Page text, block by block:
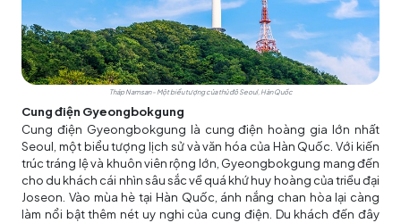
Tháp Namsan - Một biểu tượng của thủ đô Seoul, Hàn Quốc
Cung điện Gyeongbokgung
Cung điện Gyeongbokgung là cung điện hoàng gia lớn nhất
Seoul, một biểu tượng lịch sử và văn hóa của Hàn Quốc. Với kiến
trúc tráng lệ và khuôn viên rộng lớn, Gyeongbokgung mang đến
cho du khách cái nhìn sâu sắc về quá khứ huy hoàng của triều đại
Joseon. Vào mùa hè tại Hàn Quốc, ánh nắng chan hòa lại càng
làm nổi bật thêm nét uy nghi của cung điện. Du khách đến đây